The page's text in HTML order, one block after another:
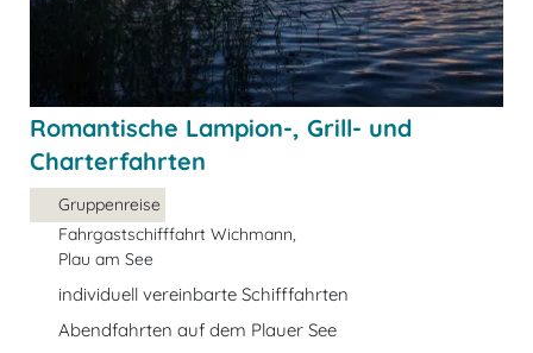
Romantische Lampion-, Grill- und
Charterfahrten
Gruppenreise
Fahrgastschifffahrt Wichmann,
Plau am See
individuell vereinbarte Schifffahrten
Abendfahrten auf dem Plauer See